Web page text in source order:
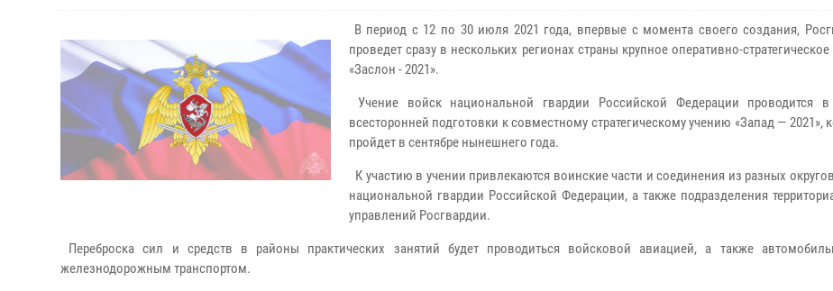
В период с 12 по 30 июля 2021 года, впервые с момента своего создания,
проведет сразу в нескольких регионах страны крупное оперативно-стратегическое
«Заслон - 2021».
Учение войск национальной гвардии Российской Федерации проводится
всесторонней подготовки к совместному стратегическому учению «Запад — 2021»,
пройдет в сентябре нынешнего года.
К участию в учении привлекаются воинские части и соединения из разных
национальной гвардии Российской Федерации, а также подразделения
управлений Росгвардии.
Переброска сил и средств в районы практических занятий будет проводиться войсковой авиацией, а также
железнодорожным транспортом.